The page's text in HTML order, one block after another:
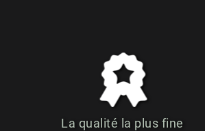
La qualité la plus fine